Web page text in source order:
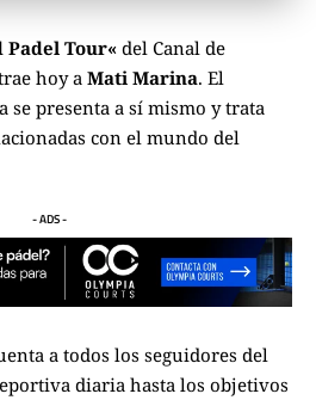
Padel Tour« del Canal de
hoy a Mati Marina. El
se presenta a sí mismo y trata
con el mundo del
- ADS -
a todos los seguidores del
diaria hasta los objetivos